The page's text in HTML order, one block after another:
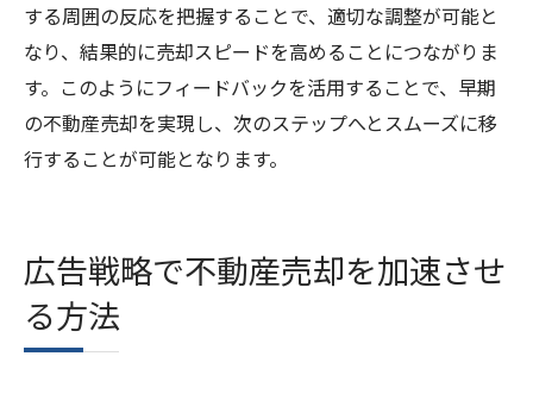
する周囲の反応を把握することで、適切な調整が可能と
なり、結果的に売却スピードを高めることにつながりま
す。このようにフィードバックを活用することで、早期
の不動産売却を実現し、次のステップへとスムーズに移
行することが可能となります。
広告戦略で不動産売却を加速させ
る方法